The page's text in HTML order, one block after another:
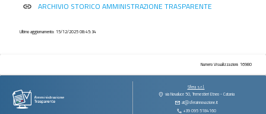
contributi
vantaggi
immobili
e
link ARCHIVIO STORICO AMMINISTRAZIONE TRASPARENTE
Ultimo aggiornamento: 15/12/2025 08:45:34
Numero Visualizzazioni: 16980
Sfera s.r.l.
via Novaluce 50, Tremestieri Etneo - Catania
at@sferainnovazione.it
+39 095 5184160